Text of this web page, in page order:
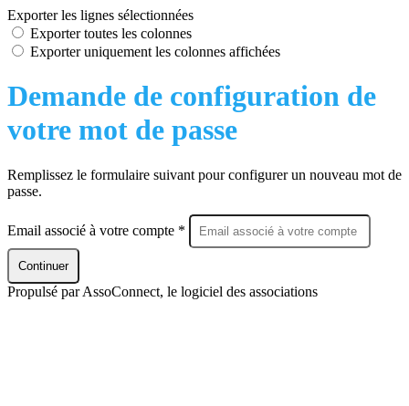
Exporter les lignes sélectionnées
Exporter toutes les colonnes
Exporter uniquement les colonnes affichées
Demande de configuration de
votre mot de passe
Remplissez le formulaire suivant pour configurer un nouveau mot de
passe.
Email associé à votre compte *
Continuer
Propulsé par AssoConnect, le logiciel des associations